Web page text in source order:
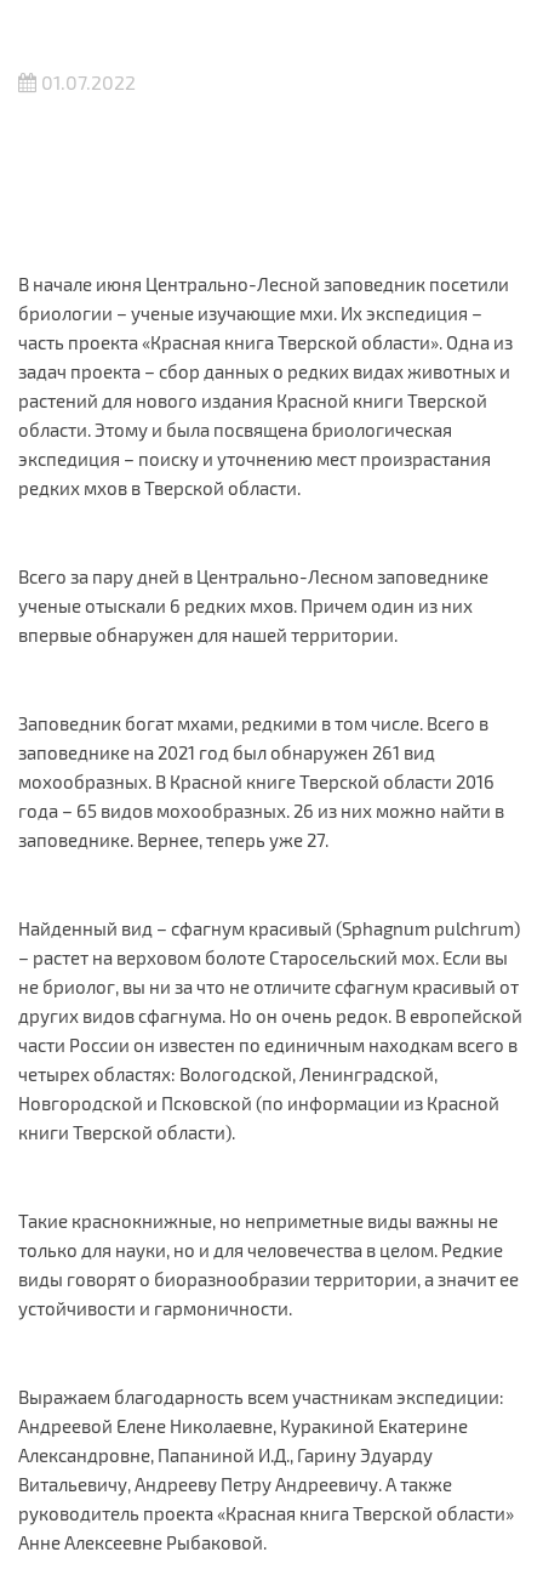
01.07.2022
В начале июня Центрально-Лесной заповедник посетили
бриологии – ученые изучающие мхи. Их экспедиция –
часть проекта «Красная книга Тверской области». Одна из
задач проекта – сбор данных о редких видах животных и
растений для нового издания Красной книги Тверской
области. Этому и была посвящена бриологическая
экспедиция – поиску и уточнению мест произрастания
редких мхов в Тверской области.
Всего за пару дней в Центрально-Лесном заповеднике
ученые отыскали 6 редких мхов. Причем один из них
впервые обнаружен для нашей территории.
Заповедник богат мхами, редкими в том числе. Всего в
заповеднике на 2021 год был обнаружен 261 вид
мохообразных. В Красной книге Тверской области 2016
года – 65 видов мохообразных. 26 из них можно найти в
заповеднике. Вернее, теперь уже 27.
Найденный вид – сфагнум красивый (Sphagnum pulchrum)
– растет на верховом болоте Старосельский мох. Если вы
не бриолог, вы ни за что не отличите сфагнум красивый от
других видов сфагнума. Но он очень редок. В европейской
части России он известен по единичным находкам всего в
четырех областях: Вологодской, Ленинградской,
Новгородской и Псковской (по информации из Красной
книги Тверской области).
Такие краснокнижные, но неприметные виды важны не
только для науки, но и для человечества в целом. Редкие
виды говорят о биоразнообразии территории, а значит ее
устойчивости и гармоничности.
Выражаем благодарность всем участникам экспедиции:
Андреевой Елене Николаевне, Куракиной Екатерине
Александровне, Папаниной И.Д., Гарину Эдуарду
Витальевичу, Андрееву Петру Андреевичу. А также
руководитель проекта «Красная книга Тверской области»
Анне Алексеевне Рыбаковой.